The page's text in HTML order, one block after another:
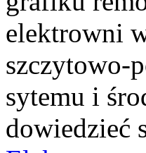
elektrowni
szczytowo-
sytemu i
dowiedzieć